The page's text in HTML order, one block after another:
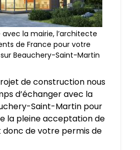
la mairie, l’architecte
de France pour votre
Beauchery-Saint-Martin
de construction nous
d’échanger avec la
Saint-Martin pour
la pleine acceptation de
de votre permis de